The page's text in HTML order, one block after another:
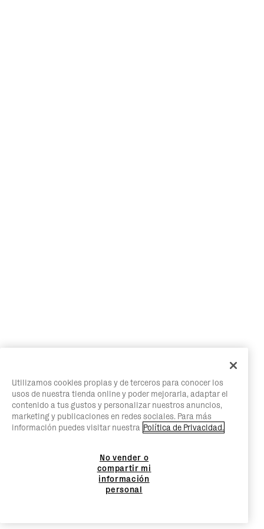
Utilizamos cookies propias y de terceros para conocer los
usos de nuestra tienda online y poder mejorarla, adaptar el
contenido a tus gustos y personalizar nuestros anuncios,
marketing y publicaciones en redes sociales. Para más
información puedes visitar nuestra Política de Privacidad.
No vender o
compartir mi
información
personal